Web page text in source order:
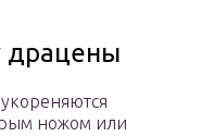
драцены
ножом или